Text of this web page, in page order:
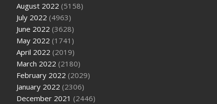
August 2022 (5158)
July 2022 (4963)
June 2022 (3628)
May 2022 (1741)
April 2022 (2019)
March 2022 (2180)
February 2022 (2029)
January 2022 (2306)
December 2021 (2446)